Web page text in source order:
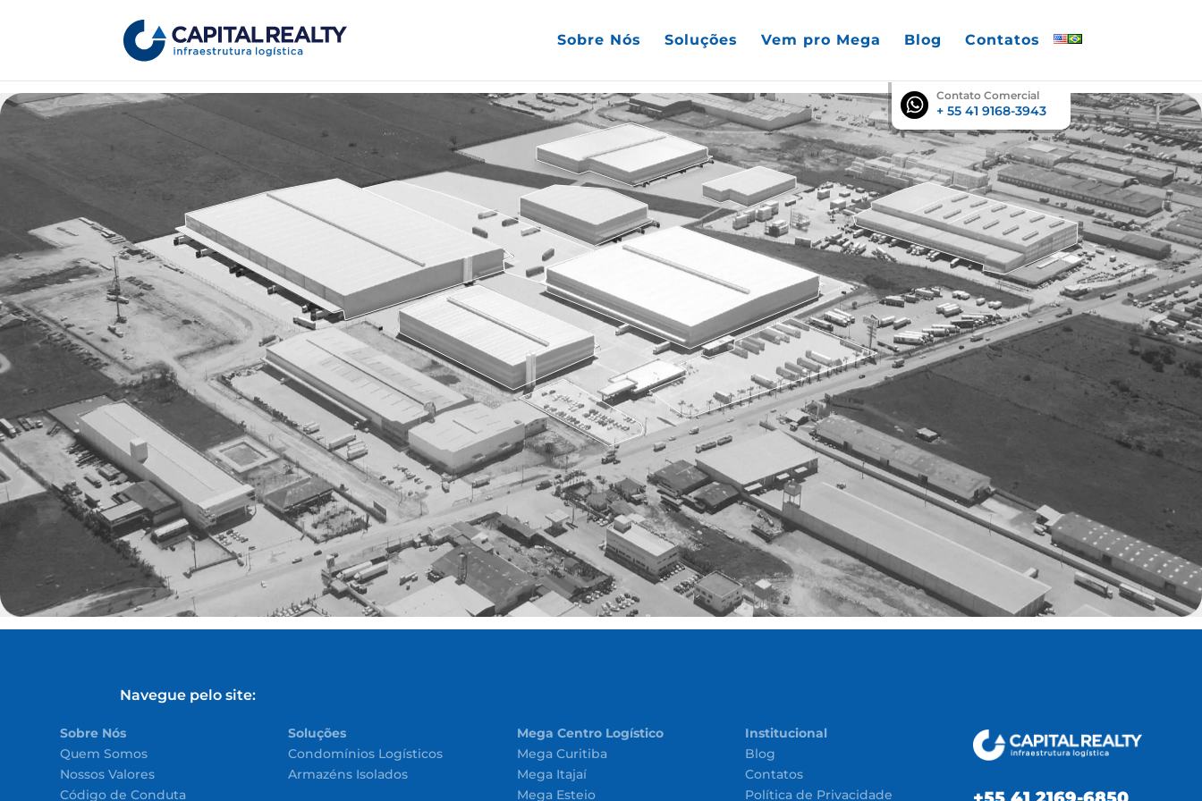
Sobre Nós Soluções Vem pro Mega Blog Contatos English
Português
Contato Comercial
+ 55 41 9168-3943
Navegue pelo site:
Sobre Nós
Quem Somos
Nossos Valores
Código de Conduta
Soluções
Condomínios Logísticos
Armazéns Isolados
Mega Centro Logístico
Mega Curitiba
Mega Itajaí
Mega Esteio
Institucional
Blog
Contatos
Política de Privacidade